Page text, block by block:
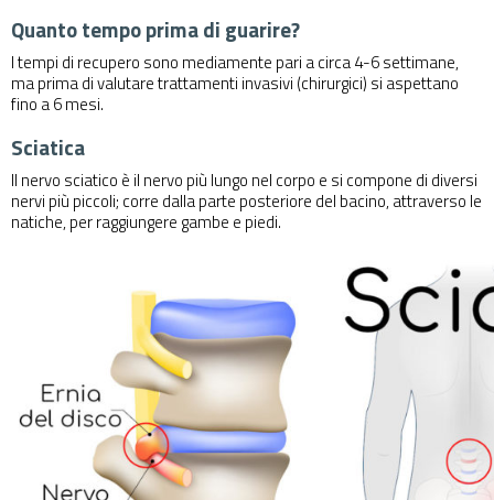
Quanto tempo prima di guarire?
I tempi di recupero sono mediamente pari a circa 4-6 settimane,
ma prima di valutare trattamenti invasivi (chirurgici) si aspettano
fino a 6 mesi.
Sciatica
Il nervo sciatico è il nervo più lungo nel corpo e si compone di diversi
nervi più piccoli; corre dalla parte posteriore del bacino, attraverso le
natiche, per raggiungere gambe e piedi.